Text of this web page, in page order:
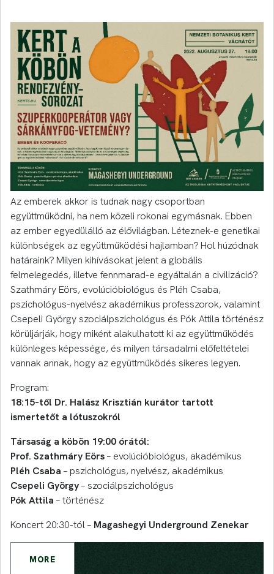
Az emberek akkor is tudnak nagy csoportban
együttműködni, ha nem közeli rokonai egymásnak. Ebben
az ember egyedülálló az élővilágban. Léteznek-e genetikai
különbségek az együttműködési hajlamban? Hol húzódnak
határaink? Milyen kihívásokat jelent a globális
felmelegedés, illetve fennmarad-e egyáltalán a civilizáció?
Szathmáry Eörs, evolúcióbiológus és Pléh Csaba,
pszichológus-nyelvész akadémikus professzorok, valamint
Csepeli György szociálpszichológus és Pók Attila történész
körüljárják, hogy miként alakulhatott ki az együttműködés
különleges képessége, és milyen társadalmi előfeltételei
vannak annak, hogy az együttműködés sikeres legyen.
Program:
18:15-től Dr. Halász Krisztián kurátor tartott
ismertetőt a lótuszokról
Társaság a köbön 19:00 órától:
Prof. Szathmáry Eörs– evolúcióbiológus, akadémikus
Pléh Csaba – pszichológus, nyelvész, akadémikus
Csepeli György– szociálpszichológus
Pók Attila – történész
Koncert 20:30-tól – Magashegyi Underground Zenekar
MORE